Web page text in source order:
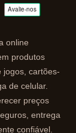
online
produtos
jogos, cartões-
de celular.
preços
entrega
confiável.